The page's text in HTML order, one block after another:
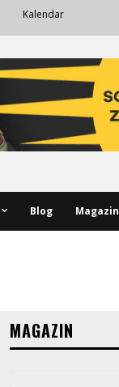
Kalendar
Blog Magazin
MAGAZIN